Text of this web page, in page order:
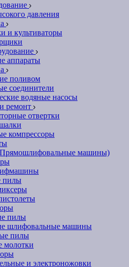
давления
и культиваторы
аппараты
поливом
соединители
водяные насосы
ремонт
отвертки
компрессоры
машины)
пилы
пилы
шлифовальные машины
пилы
молотки
и электроножовки